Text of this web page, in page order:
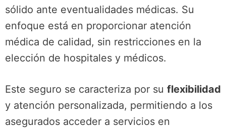
sólido ante eventualidades médicas. Su
enfoque está en proporcionar atención
médica de calidad, sin restricciones en la
elección de hospitales y médicos.
Este seguro se caracteriza por su flexibilidad
y atención personalizada, permitiendo a los
asegurados acceder a servicios en